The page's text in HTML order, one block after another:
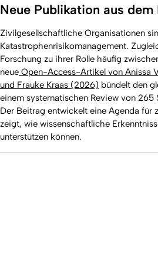
Neue Publikation aus
Zivilgesellschaftliche Organisationen
Katastrophenrisikomanagement.
Forschung zu ihrer Rolle häufig
neue Open-Access-Artikel von Anissa
und Frauke Kraas (2026) bündelt den
einem systematischen Review von 265
Der Beitrag entwickelt eine Agenda für
zeigt, wie wissenschaftliche
unterstützen können.